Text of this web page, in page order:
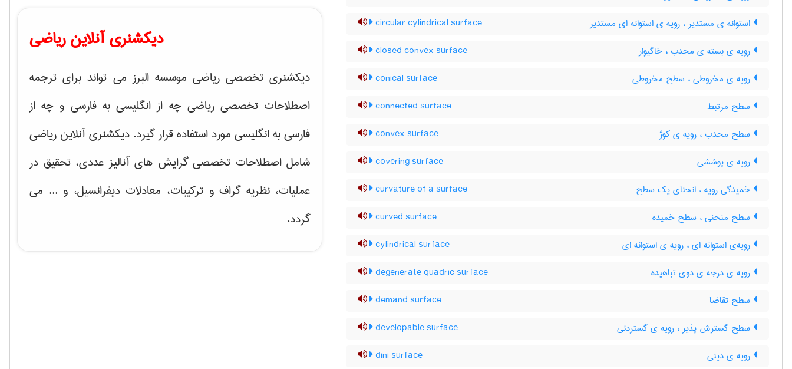
استوانه ی مستدیر ، رویه ی استوانه ای مستدیر circular cylindrical surface
رویه ی بسته ی محدب ، خاگیوار closed convex surface
رویه ی مخروطی ، سطح مخروطی conical surface
سطح مرتبط connected surface
سطح محدب ، رویه ی کوژ convex surface
رویه ی پوششی covering surface
خمیدگی رویه ، انحنای یک سطح curvature of a surface
سطح منحنی ، سطح خمیده curved surface
رویه‌ی استوانه ای ، رویه ی استوانه ای cylindrical surface
رویه ی درجه ی دوی تباهیده degenerate quadric surface
سطح تقاضا demand surface
سطح گسترش پذیر ، رویه ی گستردنی developable surface
رویه ی دینی dini surface
دیکشنری آنلاین ریاضی
دیکشنری تخصصی ریاضی موسسه البرز می تواند برای ترجمه
اصطلاحات تخصصی ریاضی چه از انگلیسی به فارسی و چه از
فارسی به انگلیسی مورد استفاده قرار گیرد. دیکشنری آنلاین ریاضی
شامل اصطلاحات تخصصی گرایش هایآنالیز عددی، تحقیق در
عملیات، نظریه گراف و تركیبات، معادلات دیفرانسیل، و ... می
گردد.